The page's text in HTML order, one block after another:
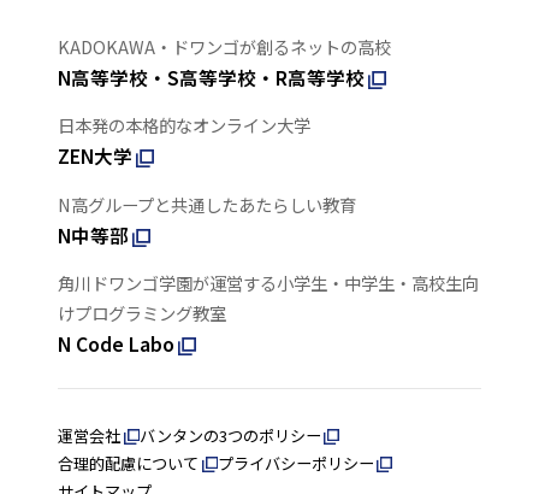
KADOKAWA・ドワンゴが創るネットの高校
N高等学校・S高等学校・R高等学校
日本発の本格的なオンライン大学
ZEN大学
N高グループと共通したあたらしい教育
N中等部
角川ドワンゴ学園が運営する小学生・中学生・高校生向
けプログラミング教室
N Code Labo
運営会社
バンタンの3つのポリシー
合理的配慮について
プライバシーポリシー